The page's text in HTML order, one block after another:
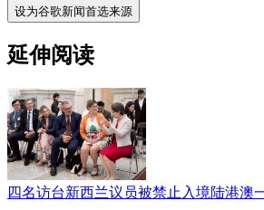
设为谷歌新闻首选来源
延伸阅读
四名访台新西兰议员被禁止入境陆港澳